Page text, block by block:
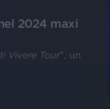
2024 maxi
Vivere Tour”, un